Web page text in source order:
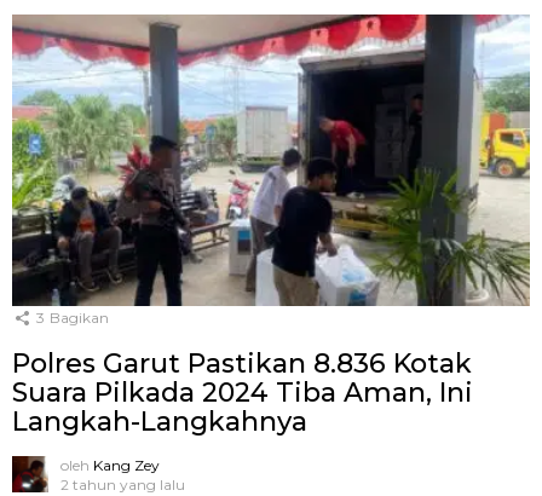
3 Bagikan
Polres Garut Pastikan 8.836 Kotak
Suara Pilkada 2024 Tiba Aman, Ini
Langkah-Langkahnya
oleh Kang Zey
2 tahun yang lalu